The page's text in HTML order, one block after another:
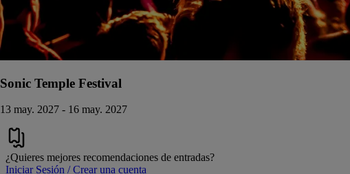
Sonic Temple Festival
13 may. 2027 - 16 may. 2027
¿Quieres mejores recomendaciones de entradas?
Iniciar Sesión / Crear una cuenta